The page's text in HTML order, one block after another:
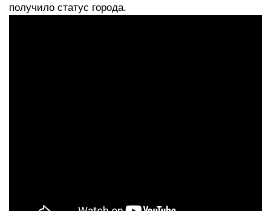
получило статус города.